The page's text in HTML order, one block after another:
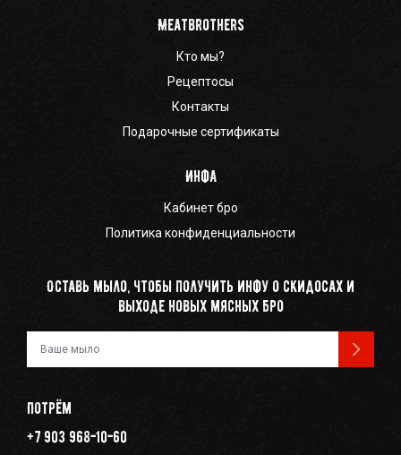
Meatbrothers
Кто мы?
Рецептосы
Контакты
Подарочные сертификаты
Инфа
Кабинет бро
Политика конфиденциальности
Оставь мыло, чтобы получить инфу о скидосах и
выходе новых мясных бро
Потрём
+7 903 968-10-60